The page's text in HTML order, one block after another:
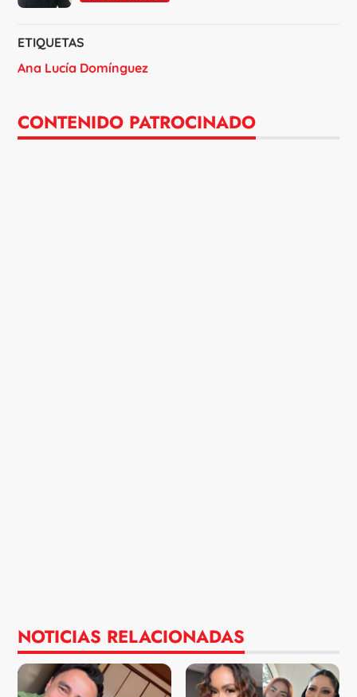
ETIQUETAS
Ana Lucía Domínguez
CONTENIDO PATROCINADO
NOTICIAS RELACIONADAS